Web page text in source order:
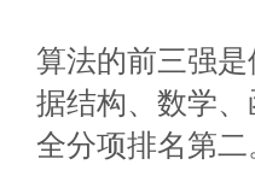
算法的前三强
据结构、数学
全分项排名第二